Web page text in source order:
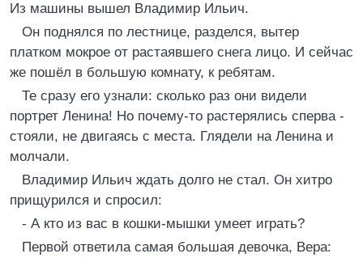
Из машины вышел Владимир Ильич.
Он поднялся по лестнице, разделся, вытер
платком мокрое от растаявшего снега лицо. И сейчас
же пошёл в большую комнату, к ребятам.
Те сразу его узнали: сколько раз они видели
портрет Ленина! Но почему-то растерялись сперва -
стояли, не двигаясь с места. Глядели на Ленина и
молчали.
Владимир Ильич ждать долго не стал. Он хитро
прищурился и спросил:
- А кто из вас в кошки-мышки умеет играть?
Первой ответила самая большая девочка, Вера: